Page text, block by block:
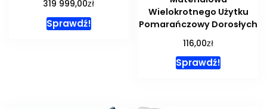
319 999,00zł
Sprawdź!
Wielokrotnego Użytku
Pomarańczowy Dorosłych
116,00zł
Sprawdź!